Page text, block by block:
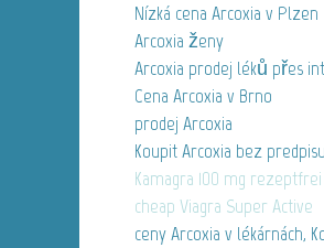
Nízká cena Arcoxia v Plzen
Arcoxia ženy
Arcoxia prodej léků přes
Cena Arcoxia v Brno
prodej Arcoxia
Koupit Arcoxia bez predpisu
Kamagra 100 mg
cheap Viagra Super Active
ceny Arcoxia v lékárnách,